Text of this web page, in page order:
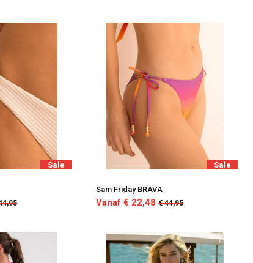
Sale Sale
Sam Friday BRAVA
Vanaf € 22,48 € 44,95